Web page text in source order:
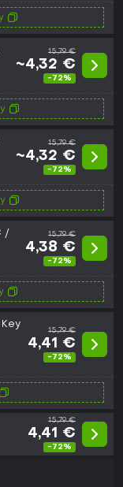
15,79 €
~4,32 €
-72%
15,79 €
~4,32 €
-72%
/
15,79 €
4,38 €
-72%
15,79 €
4,41 €
-72%
15,79 €
4,41 €
-72%